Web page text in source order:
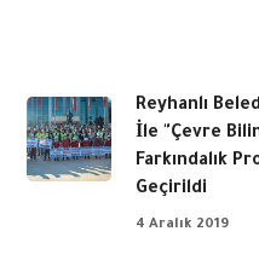
Reyhanlı
İle "Çevre
Farkındalık
Geçirildi
4 Aralık 2019